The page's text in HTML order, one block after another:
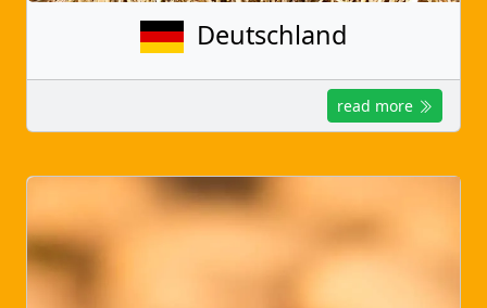
Deutschland
read more